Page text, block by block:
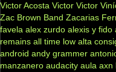
Victor Acosta Victor Victor
Zac Brown Band Zacarias
favela alex zurdo alexis y fido
remains all time low alta
android andy grammer
manzanero audacity aula axn